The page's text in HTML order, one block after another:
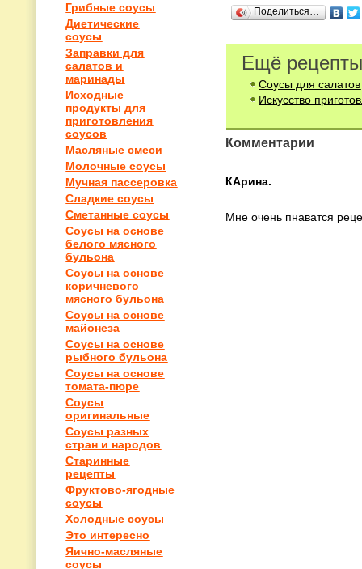
Грибные соусы
Диетические
соусы
Заправки для
салатов и
маринады
Исходные
продукты для
приготовления
соусов
Масляные смеси
Молочные соусы
Мучная пассеровка
Сладкие соусы
Сметанные соусы
Соусы на основе
белого мясного
бульона
Соусы на основе
коричневого
мясного бульона
Соусы на основе
майонеза
Соусы на основе
рыбного бульона
Соусы на основе
томата-пюре
Соусы
оригинальные
Соусы разных
стран и народов
Старинные
рецепты
Фруктово-ягодные
соусы
Холодные соусы
Это интересно
Яично-масляные
соусы
Поделиться…
Ещё
Соусы для салатов
Искусство
Комментарии
КАрина.
Мне очень пнаватся